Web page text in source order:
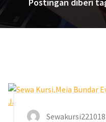
Sewakursi221018